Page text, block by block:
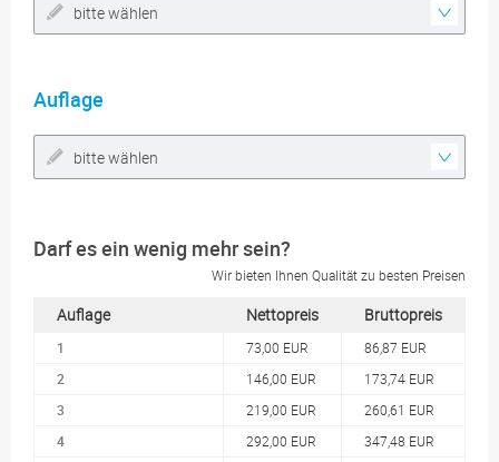
bitte wählen
Auflage
bitte wählen
Darf es ein wenig mehr sein?
Wir bieten Ihnen Qualität zu besten Preisen
Auflage Nettopreis Bruttopreis
1 73,00 EUR
86,87 EUR
2
146,00 EUR
173,74 EUR
3
219,00 EUR
260,61 EUR
4
292,00 EUR
347,48 EUR